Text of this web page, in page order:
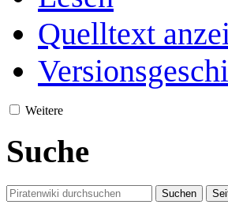
Quelltext
Weitere
Suche